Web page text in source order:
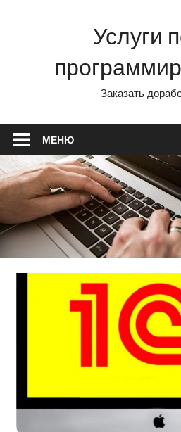
Услуги
Заказать
МЕНЮ